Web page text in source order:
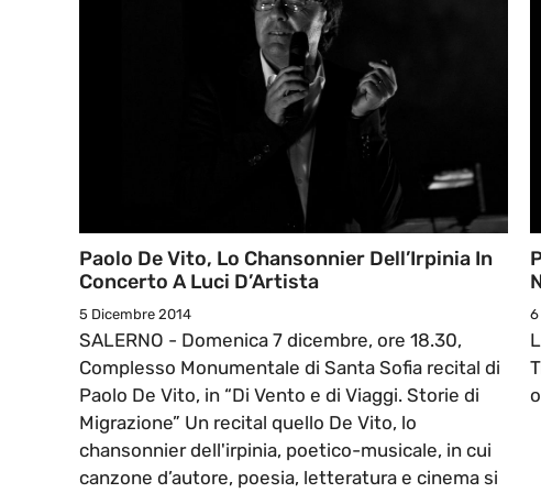
Paolo De Vito, Lo Chansonnier Dell’Irpinia In
Concerto A Luci D’Artista
5 Dicembre 2014
SALERNO - Domenica 7 dicembre, ore 18.30,
Complesso Monumentale di Santa Sofia recital di
Paolo De Vito, in “Di Vento e di Viaggi. Storie di
Migrazione” Un recital quello De Vito, lo
chansonnier dell'irpinia, poetico-musicale, in cui
canzone d’autore, poesia, letteratura e cinema si
6